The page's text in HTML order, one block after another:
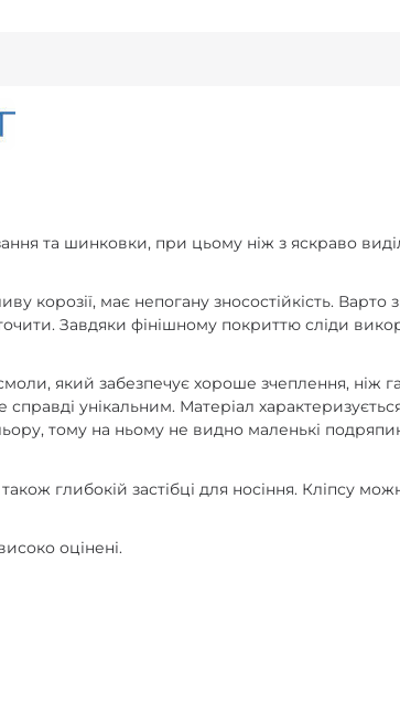
та шинковки, при цьому ніж з яскраво
корозії, має непогану зносостійкість. Варто
Завдяки фінішному покриттю сліди
який забезпечує хороше зчеплення, ніж
унікальним. Матеріал
тому на ньому не видно маленькі
глибокій застібці для носіння. Кліпсу
оцінені.